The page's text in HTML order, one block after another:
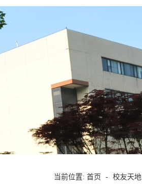
当前位置: 首页 - 校友天地